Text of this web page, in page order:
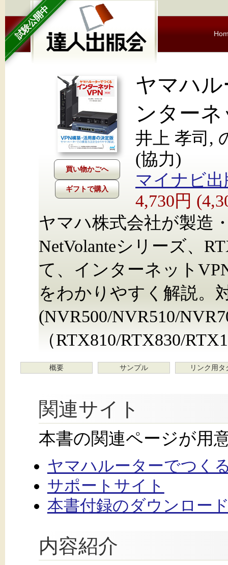
試験公開中
ギフトで購入
ヤマハ
ンター
井上 孝司,
(協力)
マイナビ出
4,730円
ヤマハ株式会社が製造
NetVolanteシリーズ、
て、インターネット
をわかりやすく解説。
(NVR500/NVR510/
（RTX810/RTX830/
概要 サンプル リンク用タ
関連サイト
本書の関連ページが用
ヤマハルーターでつく
サポートサイト
本書付録のダウンロー
内容紹介